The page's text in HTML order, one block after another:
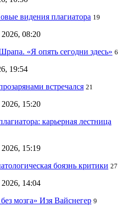
видения плагиатора 19
2026, 08:20
«Я опять сегодни здесь» 6
19:54
встречался 21
2026, 15:20
карьерная лестница
2026, 15:19
боязнь критики 27
2026, 14:04
мозга» Изя Вайснегер 9